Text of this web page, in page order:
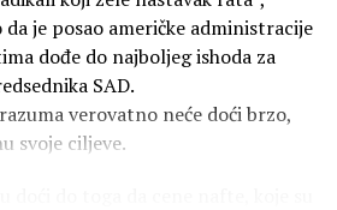
kao i sada, bilo pravo da imate
su tvorci 14. amandmana to
rođene na američkom tlu i da
da sačuva.
Ukupan broj žrtava
350.000.
moralnu odgovornost za
pravdajući svoje postupke kao
da je posao američke administracije
dođe do najboljeg ishoda za
SAD.
verovatno neće doći brzo,
svoje ciljeve.